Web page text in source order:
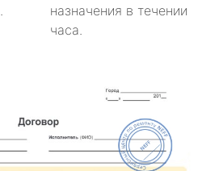
назначения в течении
часа.